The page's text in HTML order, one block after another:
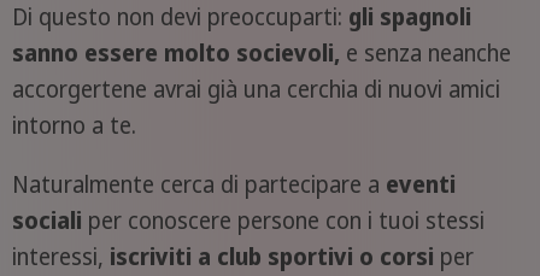
Di questo non devi preoccuparti: gli spagnoli
sanno essere molto socievoli, e senza neanche
accorgertene avrai già una cerchia di nuovi amici
intorno a te.
Naturalmente cerca di partecipare a eventi
sociali per conoscere persone con i tuoi stessi
interessi, iscriviti a club sportivi o corsi per